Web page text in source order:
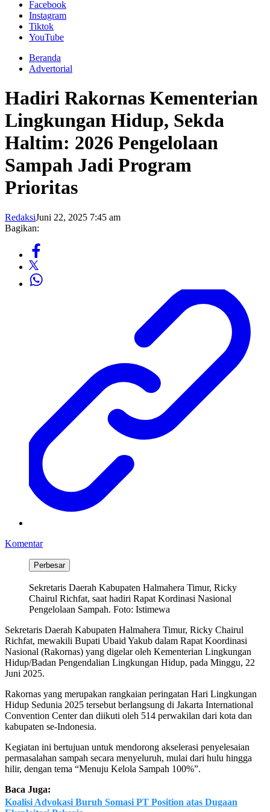
Facebook
Instagram
Tiktok
YouTube
Beranda
Advertorial
Hadiri Rakornas Kementerian
Lingkungan Hidup, Sekda
Haltim: 2026 Pengelolaan
Sampah Jadi Program
Prioritas
RedaksiJuni 22, 2025 7:45 am
Bagikan:
Komentar
Perbesar
Sekretaris Daerah Kabupaten Halmahera Timur, Ricky
Chairul Richfat, saat hadiri Rapat Kordinasi Nasional
Pengelolaan Sampah. Foto: Istimewa
Sekretaris Daerah Kabupaten Halmahera Timur, Ricky Chairul
Richfat, mewakili Bupati Ubaid Yakub dalam Rapat Koordinasi
Nasional (Rakornas) yang digelar oleh Kementerian Lingkungan
Hidup/Badan Pengendalian Lingkungan Hidup, pada Minggu, 22
Juni 2025.
Rakornas yang merupakan rangkaian peringatan Hari Lingkungan
Hidup Sedunia 2025 tersebut berlangsung di Jakarta International
Convention Center dan diikuti oleh 514 perwakilan dari kota dan
kabupaten se-Indonesia.
Kegiatan ini bertujuan untuk mendorong akselerasi penyelesaian
permasalahan sampah secara menyeluruh, mulai dari hulu hingga
hilir, dengan tema “Menuju Kelola Sampah 100%”.
Baca Juga:
Koalisi Advokasi Buruh Somasi PT Position atas Dugaan